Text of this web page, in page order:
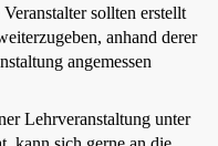
sollten erstellt
anhand derer
angemessen
Lehrveranstaltung unter